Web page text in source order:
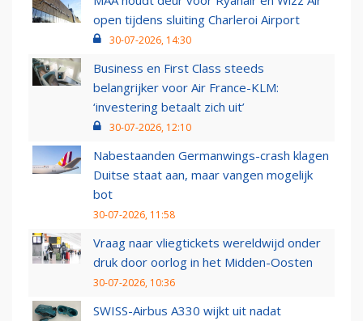
open tijdens sluiting Charleroi Airport
30-07-2026, 14:30
Business en First Class steeds
belangrijker voor Air France-KLM:
‘investering betaalt zich uit’
30-07-2026, 12:10
Nabestaanden Germanwings-crash klagen
Duitse staat aan, maar vangen mogelijk
bot
30-07-2026, 11:58
Vraag naar vliegtickets wereldwijd onder
druk door oorlog in het Midden-Oosten
30-07-2026, 10:36
SWISS-Airbus A330 wijkt uit nadat